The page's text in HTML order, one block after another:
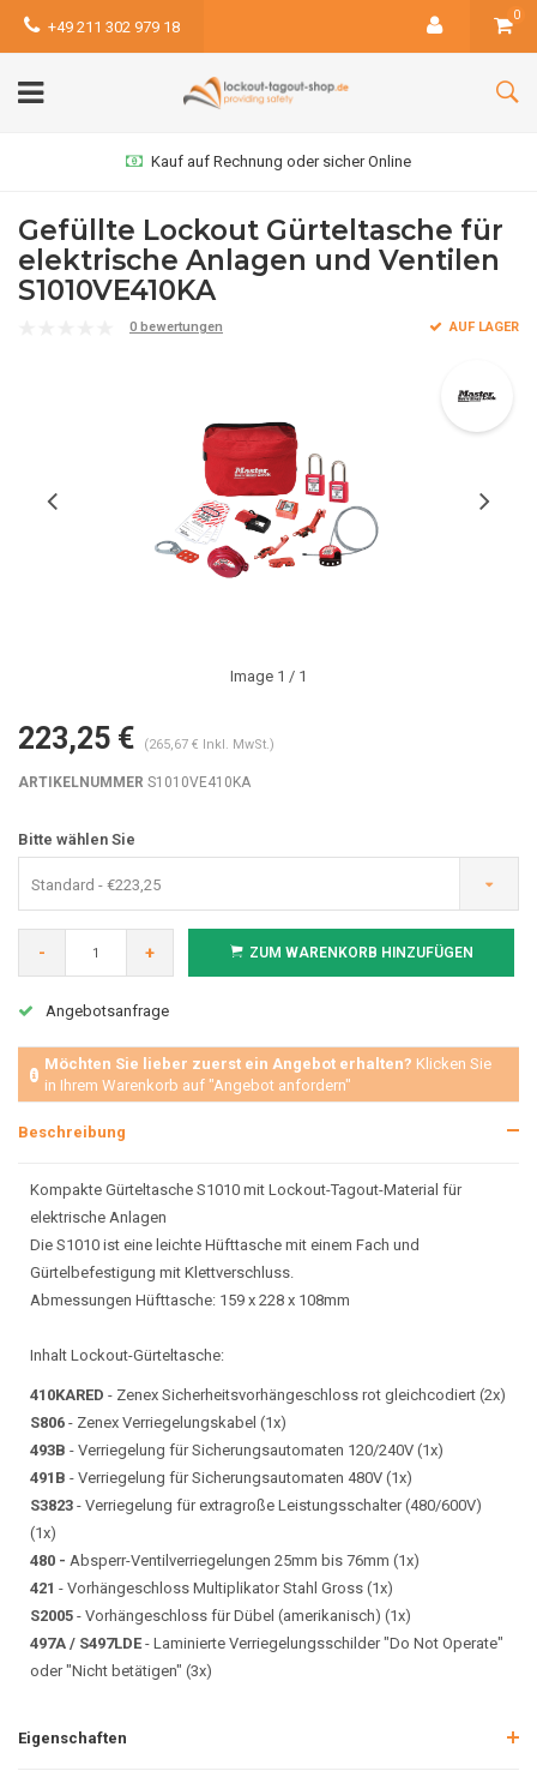
+49 211 302 979 18
0
Kauf auf Rechnung oder sicher Online
Gefüllte Lockout Gürteltasche für
elektrische Anlagen und Ventilen
S1010VE410KA
0 bewertungen AUF LAGER
Image 1 / 1
223,25 € (265,67 € Inkl. MwSt.)
ARTIKELNUMMER S1010VE410KA
Bitte wählen Sie
Standard - €223,25
- + ZUM WARENKORB HINZUFÜGEN
Angebotsanfrage
Möchten Sie lieber zuerst ein Angebot erhalten? Klicken Sie
in Ihrem Warenkorb auf "Angebot anfordern"
Beschreibung
Kompakte Gürteltasche S1010 mit Lockout-Tagout-Material für
elektrische Anlagen
Die S1010 ist eine leichte Hüfttasche mit einem Fach und
Gürtelbefestigung mit Klettverschluss.
Abmessungen Hüfttasche: 159 x 228 x 108mm
Inhalt Lockout-Gürteltasche:
410KARED - Zenex Sicherheitsvorhängeschloss rot gleichcodiert (2x)
S806 - Zenex Verriegelungskabel (1x)
493B - Verriegelung für Sicherungsautomaten 120/240V (1x)
491B - Verriegelung für Sicherungsautomaten 480V (1x)
S3823 - Verriegelung für extragroße Leistungsschalter (480/600V)
(1x)
480 - Absperr-Ventilverriegelungen 25mm bis 76mm (1x)
421 - Vorhängeschloss Multiplikator Stahl Gross (1x)
S2005 - Vorhängeschloss für Dübel (amerikanisch) (1x)
497A / S497LDE - Laminierte Verriegelungsschilder "Do Not Operate"
oder "Nicht betätigen" (3x)
Eigenschaften